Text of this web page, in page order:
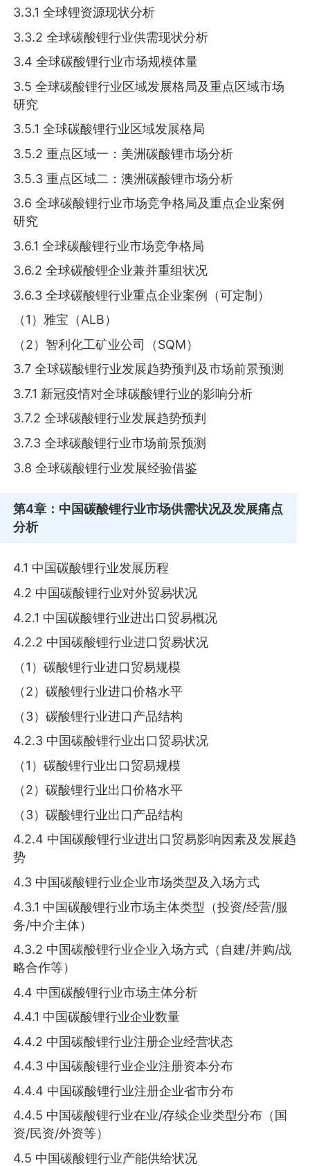
3.3.1 全球锂资源现状分析
3.3.2 全球碳酸锂行业供需现状分析
3.4 全球碳酸锂行业市场规模体量
3.5 全球碳酸锂行业区域发展格局及重点区域市场
研究
3.5.1 全球碳酸锂行业区域发展格局
3.5.2 重点区域一：美洲碳酸锂市场分析
3.5.3 重点区域二：澳洲碳酸锂市场分析
3.6 全球碳酸锂行业市场竞争格局及重点企业案例
研究
3.6.1 全球碳酸锂行业市场竞争格局
3.6.2 全球碳酸锂企业兼并重组状况
3.6.3 全球碳酸锂行业重点企业案例（可定制）
（1）雅宝（ALB）
（2）智利化工矿业公司（SQM）
3.7 全球碳酸锂行业发展趋势预判及市场前景预测
3.7.1 新冠疫情对全球碳酸锂行业的影响分析
3.7.2 全球碳酸锂行业发展趋势预判
3.7.3 全球碳酸锂行业市场前景预测
3.8 全球碳酸锂行业发展经验借鉴
第4章 ：中国碳酸锂行业市场供需状况及发展痛点
分析
4.1 中国碳酸锂行业发展历程
4.2 中国碳酸锂行业对外贸易状况
4.2.1 中国碳酸锂行业进出口贸易概况
4.2.2 中国碳酸锂行业进口贸易状况
（1）碳酸锂行业进口贸易规模
（2）碳酸锂行业进口价格水平
（3）碳酸锂行业进口产品结构
4.2.3 中国碳酸锂行业出口贸易状况
（1）碳酸锂行业出口贸易规模
（2）碳酸锂行业出口价格水平
（3）碳酸锂行业出口产品结构
4.2.4 中国碳酸锂行业进出口贸易影响因素及发展趋
势
4.3 中国碳酸锂行业企业市场类型及入场方式
4.3.1 中国碳酸锂行业市场主体类型（投资/经营/服
务/中介主体）
4.3.2 中国碳酸锂行业企业入场方式（自建/并购/战
略合作等）
4.4 中国碳酸锂行业市场主体分析
4.4.1 中国碳酸锂行业企业数量
4.4.2 中国碳酸锂行业注册企业经营状态
4.4.3 中国碳酸锂行业企业注册资本分布
4.4.4 中国碳酸锂行业注册企业省市分布
4.4.5 中国碳酸锂行业在业/存续企业类型分布（国
资/民资/外资等）
4.5 中国碳酸锂行业产能供给状况